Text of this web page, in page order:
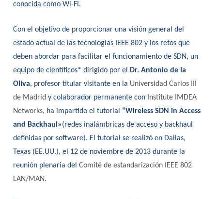
conocida como Wi-Fi.
Con el objetivo de proporcionar una visión general del
estado actual de las tecnologías IEEE 802 y los retos que
deben abordar para facilitar el funcionamiento de SDN, un
equipo de científicos* dirigido por el
Dr. Antonio de la
Oliva, profesor titular visitante en la Universidad Carlos III
de Madrid y colaborador permanente con Institute IMDEA
Networks, ha impartido el tutorial “Wireless SDN in Access
and Backhaul»(redes inalámbricas de acceso y backhaul
definidas por software). El tutorial se realizó en Dallas,
Texas (EE.UU.), el 12 de noviembre de 2013 durante la
reunión plenaria del Comité de estandarización IEEE 802
LAN/MAN.